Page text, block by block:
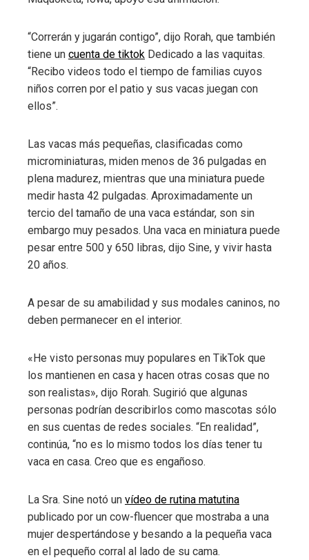
“Correrán y jugarán contigo”, dijo Rorah, que también
tiene un cuenta de tiktok Dedicado a las vaquitas.
“Recibo videos todo el tiempo de familias cuyos
niños corren por el patio y sus vacas juegan con
ellos”.
Las vacas más pequeñas, clasificadas como
microminiaturas, miden menos de 36 pulgadas en
plena madurez, mientras que una miniatura puede
medir hasta 42 pulgadas. Aproximadamente un
tercio del tamaño de una vaca estándar, son sin
embargo muy pesados. Una vaca en miniatura puede
pesar entre 500 y 650 libras, dijo Sine, y vivir hasta
20 años.
A pesar de su amabilidad y sus modales caninos, no
deben permanecer en el interior.
«He visto personas muy populares en TikTok que
los mantienen en casa y hacen otras cosas que no
son realistas», dijo Rorah. Sugirió que algunas
personas podrían describirlos como mascotas sólo
en sus cuentas de redes sociales. “En realidad”,
continúa, “no es lo mismo todos los días tener tu
vaca en casa. Creo que es engañoso.
La Sra. Sine notó un vídeo de rutina matutina
publicado por un cow-fluencer que mostraba a una
mujer despertándose y besando a la pequeña vaca
en el pequeño corral al lado de su cama.